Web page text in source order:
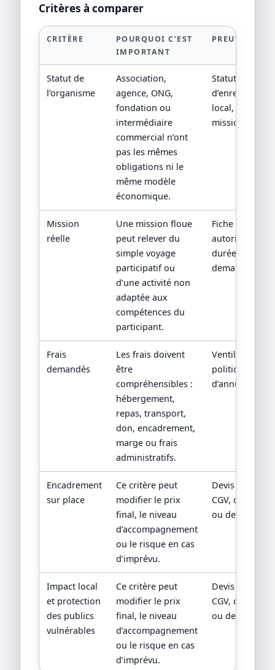
Critères à comparer
CRITÈRE
POURQUOI C’EST
IMPORTANT
PREUVE À
Statut de
l’organisme
Association,
agence, ONG,
fondation ou
intermédiaire
commercial n’ont
pas les mêmes
obligations ni le
même modèle
économique.
Statuts,
local, CGV ou
mission.
Mission
réelle
Une mission floue
peut relever du
simple voyage
participatif ou
d’une activité non
adaptée aux
compétences du
participant.
Fiche de
autorisées,
durée,
demandées.
Frais
demandés
Les frais doivent
être
compréhensibles :
hébergement,
repas, transport,
don, encadrement,
marge ou frais
administratifs.
Ventilation
politique
d’annulation/
Encadrement
sur place
Ce critère peut
modifier le prix
final, le niveau
d’accompagnement
ou le risque en cas
d’imprévu.
Devis détaillé,
CGV,
ou descriptif
Impact local
et protection
des publics
vulnérables
Ce critère peut
modifier le prix
final, le niveau
d’accompagnement
ou le risque en cas
d’imprévu.
Devis détaillé,
CGV,
ou descriptif